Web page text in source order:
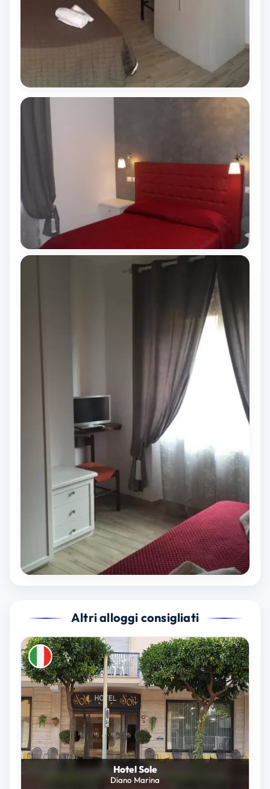
Altri alloggi consigliati
Hotel Sole
Diano Marina